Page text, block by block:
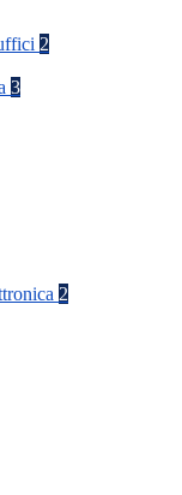
2
3
2